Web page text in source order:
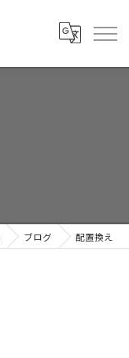
ブログ 配置換え